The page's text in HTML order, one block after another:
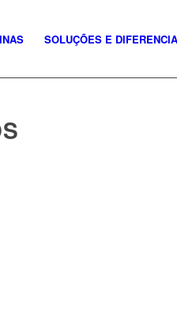
SOLUÇÕES E